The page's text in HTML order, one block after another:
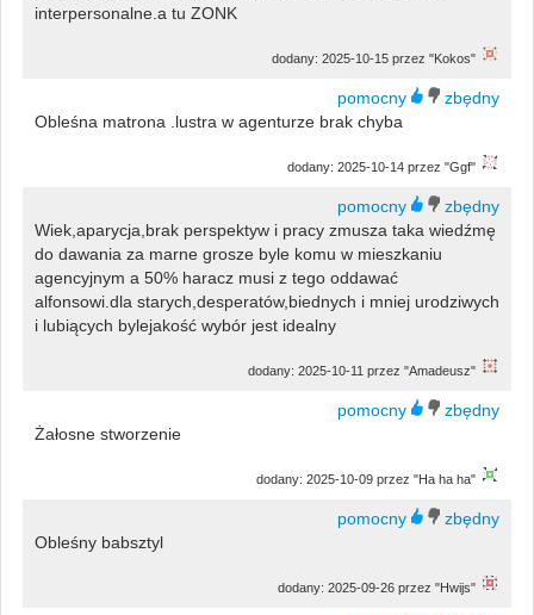
interpersonalne.a tu ZONK
dodany: 2025-10-15 przez "Kokos"
Obleśna matrona .lustra w agenturze brak chyba
dodany: 2025-10-14 przez "Ggf"
Wiek,aparycja,brak perspektyw i pracy zmusza taka wiedźmę
do dawania za marne grosze byle komu w mieszkaniu
agencyjnym a 50% haracz musi z tego oddawać
alfonsowi.dla starych,desperatów,biednych i mniej urodziwych
i lubiących bylejakość wybór jest idealny
dodany: 2025-10-11 przez "Amadeusz"
Żałosne stworzenie
dodany: 2025-10-09 przez "Ha ha ha"
Obleśny babsztyl
dodany: 2025-09-26 przez "Hwijs"